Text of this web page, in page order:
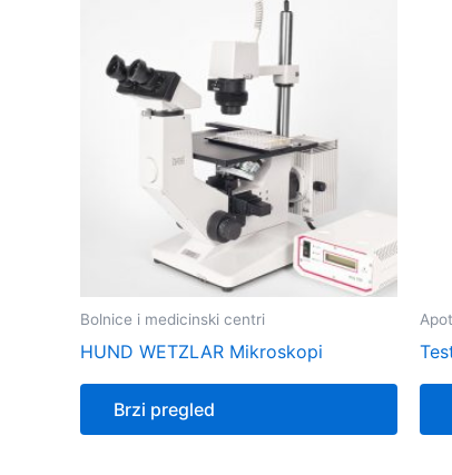
Bolnice i medicinski centri
HUND WETZLAR Mikroskopi
Brzi pregled